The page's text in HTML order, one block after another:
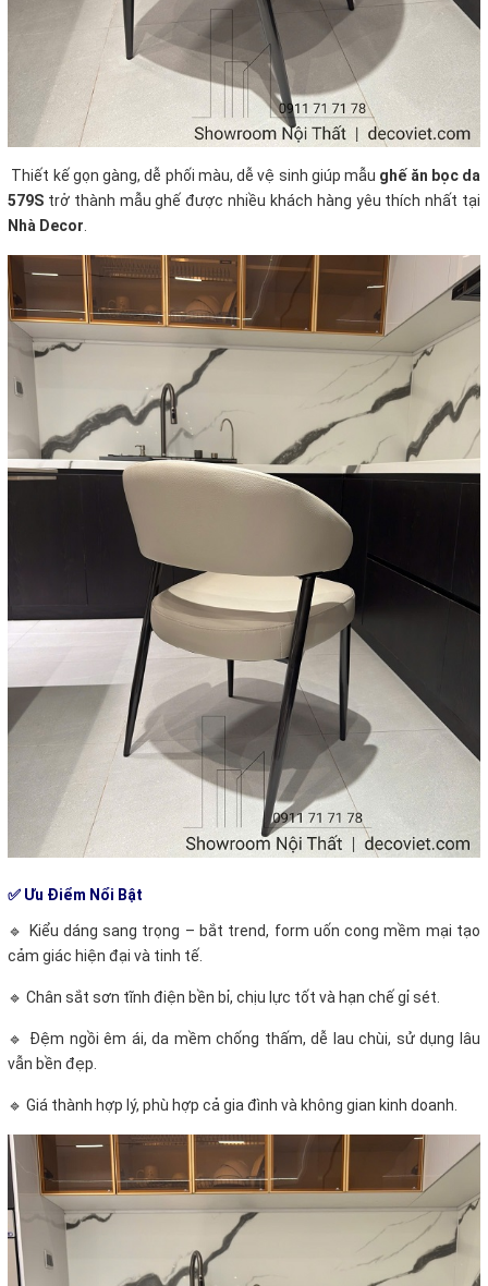
Thiết kế gọn gàng, dễ phối màu, dễ vệ sinh giúp mẫu ghế ăn bọc da
579S trở thành mẫu ghế được nhiều khách hàng yêu thích nhất tại
Nhà Decor.
✅ Ưu Điểm Nổi Bật
🔹 Kiểu dáng sang trọng – bắt trend, form uốn cong mềm mại tạo
cảm giác hiện đại và tinh tế.
🔹 Chân sắt sơn tĩnh điện bền bỉ, chịu lực tốt và hạn chế gỉ sét.
🔹 Đệm ngồi êm ái, da mềm chống thấm, dễ lau chùi, sử dụng lâu
vẫn bền đẹp.
🔹 Giá thành hợp lý, phù hợp cả gia đình và không gian kinh doanh.